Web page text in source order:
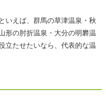
いえば、群馬の草津温泉・秋
形の肘折温泉・大分の明礬温
立たせたいなら、代表的な温